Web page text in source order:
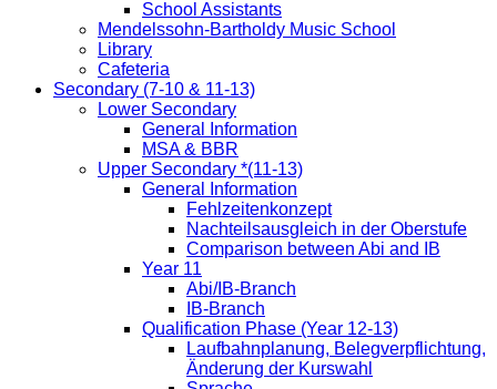
School Assistants
Mendelssohn-Bartholdy Music School
Library
Cafeteria
Secondary (7-10 & 11-13)
Lower Secondary
General Information
MSA & BBR
Upper Secondary *(11-13)
General Information
Fehlzeitenkonzept
Nachteilsausgleich in der Oberstufe
Comparison between Abi and IB
Year 11
Abi/IB-Branch
IB-Branch
Qualification Phase (Year 12-13)
Laufbahnplanung, Belegverpflichtung,
Änderung der Kurswahl